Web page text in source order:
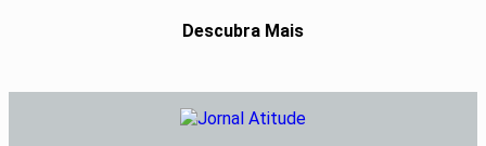
Descubra Mais